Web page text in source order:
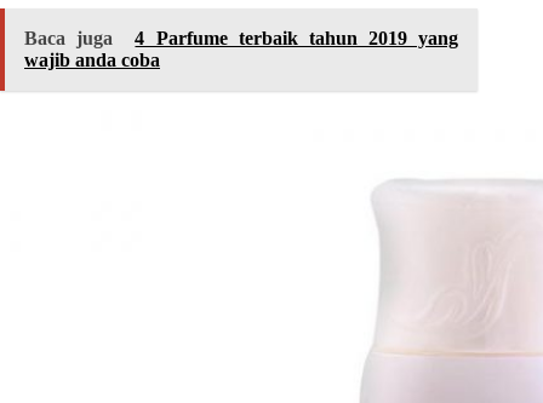
Baca juga
4 Parfume terbaik tahun 2019 yang
wajib anda coba